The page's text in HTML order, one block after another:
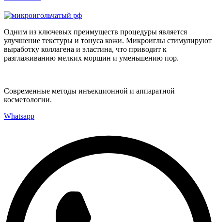
Одним из ключевых преимуществ процедуры является
улучшение текстуры и тонуса кожи. Микроиглы стимулируют
выработку коллагена и эластина, что приводит к
разглаживанию мелких морщин и уменьшению пор.
Современные методы инъекционной и аппаратной
косметологии.
Whatsapp